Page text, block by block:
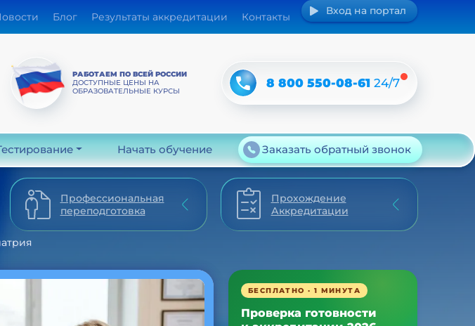
Блог Результаты аккредитации Контакты Вход на портал
РАБОТАЕМ ПО ВСЕЙ РОССИИ
ДОСТУПНЫЕ ЦЕНЫ НА
ОБРАЗОВАТЕЛЬНЫЕ КУРСЫ
8 800 550-08-6124/7
Начать обучение Заказать обратный звонок
Профессиональная
переподготовка
Прохождение
Аккредитации
БЕСПЛАТНО · 1 МИНУТА
Проверка готовности